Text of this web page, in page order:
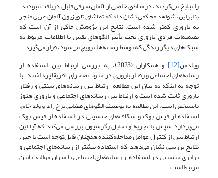
را تبلیغ می‌کردند، در مناطق خاصی از آلمان شرقی قابل دریافت نبودند.
بنابراین، شواهد محکمی نشان داد که تماشای تلویزیون آلمان غربی منجر
به باروری کمتر شده است. نتایج این پژوهش حاکی از آن است که
تصمیمات فردی باروری تحت تأثیر الگوهای نقش یا اطلاعات مربوط به
سبک‌های دیگر زندگی که توسط رسانه‌ها ترویج می‌شود، قرار می‌گیرد.
ویلدمن[12] و همکاران (2023)، به بررسی ارتباط بین استفاده از
رسانه‌های اجتماعی و رفتار باروری در جنوب صحرای آفریقا پرداختند. با
توجه به اینکه به بیان این مطالعه ارتباط بین رسانه‌های سنتی و رفتار
باروری ثابت شده است و ارتباط بین رسانه‌های اجتماعی و باروری هنوز
نامشخص است، این مطالعه به توصیف الگوهای فضایی نرخ زاد و ولد خام،
استفاده از فیس بوک و شکاف‌های جنسیتی در استفاده از فیس بوک
می‌پردازد سپس با تجزیه و تحلیل رگرسیون بررسی می‌کند که آیا این
ارتباط پس از کنترل عوامل مداخله‌کننده همچنان قابل‌توجه است یا خیر.
نتایج بررسی نشان می‌دهد که استفاده بیشتر از رسانه‌های اجتماعی و
برابری جنسیتی در استفاده از رسانه‌های اجتماعی با میزان موالید پایین
مرتبط است.